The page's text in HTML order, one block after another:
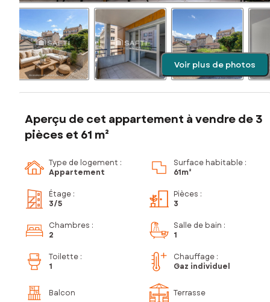
Voir plus de photos
Aperçu de cet appartement à vendre de 3
pièces et 61 m²
Type de logement :
Appartement
Surface habitable :
61m²
Étage :
3/5
Pièces :
3
Chambres :
2
Salle de bain :
1
Toilette :
1
Chauffage :
Gaz individuel
Balcon Terrasse